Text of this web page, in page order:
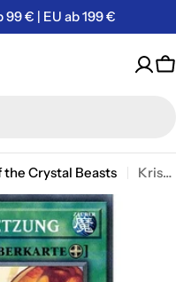
€ | EU ab 199 €
Crystal Beasts Kristallfreisetzung - Common